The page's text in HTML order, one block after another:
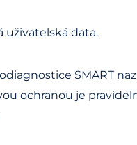
uživatelská data.
SMART
ochranou je